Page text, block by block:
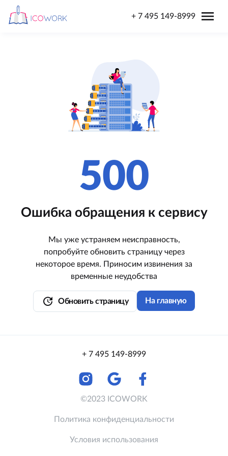
+ 7 495 149-8999 menu
500
Ошибка обращения к сервису
Мы уже устраняем неисправность,
попробуйте обновить страницу через
некоторое время. Приносим извинения за
временные неудобства
update Обновить страницу На главную
+ 7 495 149-8999
©2023 ICOWORK
Политика конфиденциальности
Условия использования